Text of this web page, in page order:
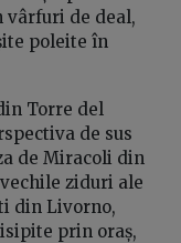
de deal,
poleite în
Torre del
de sus
de Miracoli din
ziduri ale
din Livorno,
prin oraș,